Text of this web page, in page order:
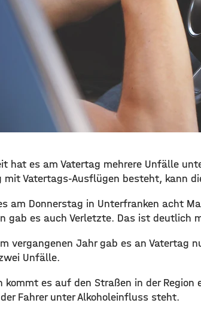
hat es am Vatertag mehrere Unfälle
mit Vatertags-Ausflügen besteht, kann
am Donnerstag in Unterfranken acht
gab es auch Verletzte. Das ist deutlich
vergangenen Jahr gab es an Vatertag
Unfälle.
es auf den Straßen in der Region
Fahrer unter Alkoholeinfluss steht.